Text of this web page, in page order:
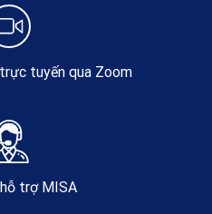
tuyến qua Zoom
trợ MISA